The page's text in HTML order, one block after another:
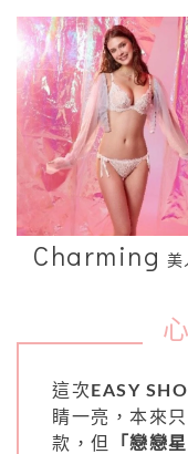
Charming 美
這次 EASY
睛一亮，本來
款，但
「戀戀